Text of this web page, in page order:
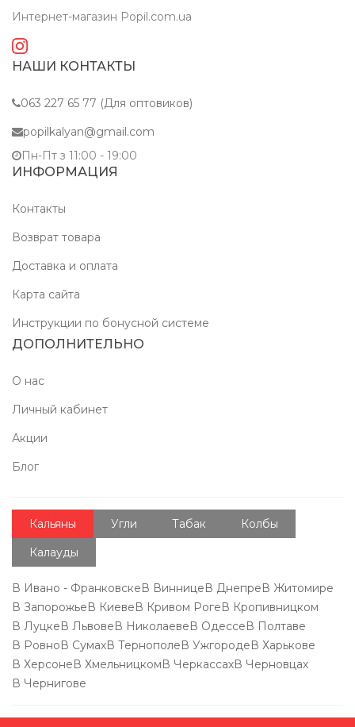
Интернет-магазин Popil.com.ua
НАШИ КОНТАКТЫ
063 227 65 77 (Для оптовиков)
popilkalyan@gmail.com
Пн-Пт з 11:00 - 19:00
ИНФОРМАЦИЯ
Контакты
Возврат товара
Доставка и оплата
Карта сайта
Инструкции по бонусной системе
ДОПОЛНИТЕЛЬНО
О нас
Личный кабинет
Акции
Блог
Кальяны Угли Табак
Колбы
Калауды
В Ивано - ФранковскеВ ВинницеВ ДнепреВ Житомире
В ЗапорожьеВ КиевеВ Кривом РогеВ Кропивницком
В ЛуцкеВ ЛьвовеВ НиколаевеВ ОдессеВ Полтаве
В РовноВ СумахВ ТернополеВ УжгородеВ Харькове
В ХерсонеВ ХмельницкомВ ЧеркассахВ Черновцах
В Чернигове